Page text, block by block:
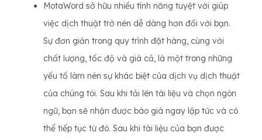
MotaWord sở hữu nhiều tính năng tuyệt vời giúp
việc dịch thuật trở nên dễ dàng hơn đối với bạn.
Sự đơn giản trong quy trình đặt hàng, cùng với
chất lượng, tốc độ và giá cả, là một trong những
yếu tố làm nên sự khác biệt của dịch vụ dịch thuật
của chúng tôi. Sau khi tải lên tài liệu và chọn ngôn
ngữ, bạn sẽ nhận được báo giá ngay lập tức và có
thể tiếp tục từ đó. Sau khi tài liệu của bạn được